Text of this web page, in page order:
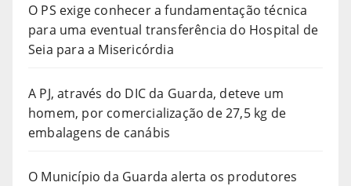
O PS exige conhecer a fundamentação técnica
para uma eventual transferência do Hospital de
Seia para a Misericórdia
A PJ, através do DIC da Guarda, deteve um
homem, por comercialização de 27,5 kg de
embalagens de canábis
O Município da Guarda alerta os produtores